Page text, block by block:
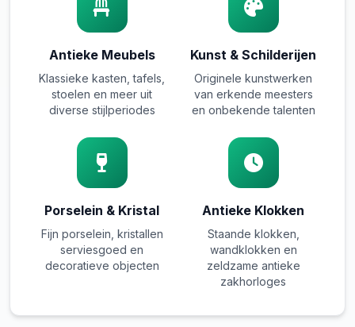
Antieke Meubels
Klassieke kasten, tafels,
stoelen en meer uit
diverse stijlperiodes
Kunst & Schilderijen
Originele kunstwerken
van erkende meesters
en onbekende talenten
Porselein & Kristal
Fijn porselein, kristallen
serviesgoed en
decoratieve objecten
Antieke Klokken
Staande klokken,
wandklokken en
zeldzame antieke
zakhorloges